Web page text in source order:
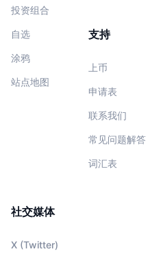
投资组合
自选
涂鸦
站点地图
支持
上币
申请表
联系我们
常见问题解答
词汇表
社交媒体
X (Twitter)